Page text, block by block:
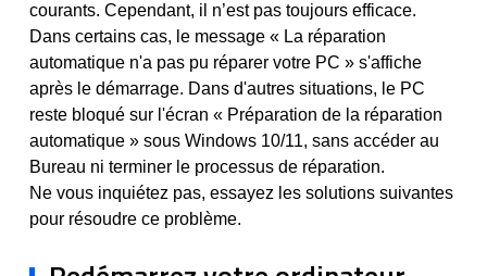
courants. Cependant, il n’est pas toujours efficace.
Dans certains cas, le message « La réparation
automatique n'a pas pu réparer votre PC » s'affiche
après le démarrage. Dans d'autres situations, le PC
reste bloqué sur l'écran « Préparation de la réparation
automatique » sous Windows 10/11, sans accéder au
Bureau ni terminer le processus de réparation.
Ne vous inquiétez pas, essayez les solutions suivantes
pour résoudre ce problème.